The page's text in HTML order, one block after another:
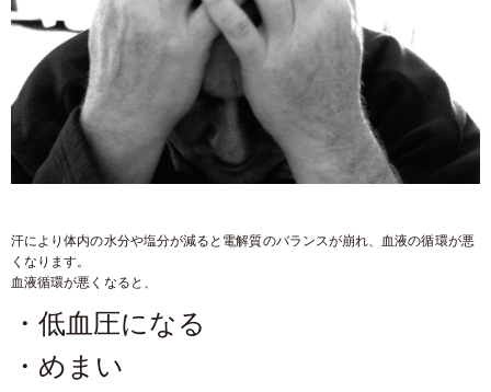
汗により体内の水分や塩分が減ると電解質のバランスが崩れ、血液の循環が悪
くなります。
血液循環が悪くなると、
・低血圧になる
・めまい